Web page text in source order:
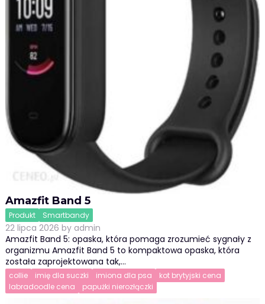
Amazfit Band 5
Produkt Smartbandy
22 lipca 2026 by admin
Amazfit Band 5: opaska, która pomaga zrozumieć sygnały z
organizmu Amazfit Band 5 to kompaktowa opaska, która
została zaprojektowana tak,…
collie imię dla suczki imiona dla psa
kot brytyjski cena
labradoodle cena
papużki nierozłączki